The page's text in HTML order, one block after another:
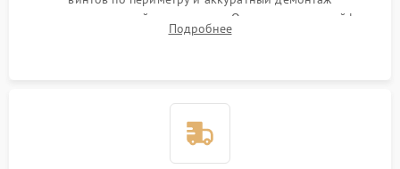
стеклокерамической поверхности. Отсоединение шлейфов
сенсорного блока для доступа к силовым платам, катушкам
Подробнее